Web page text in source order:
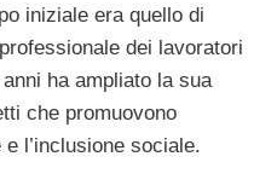
iniziale era quello di
dei lavoratori
ha ampliato la sua
che promuovono
e l’inclusione sociale.